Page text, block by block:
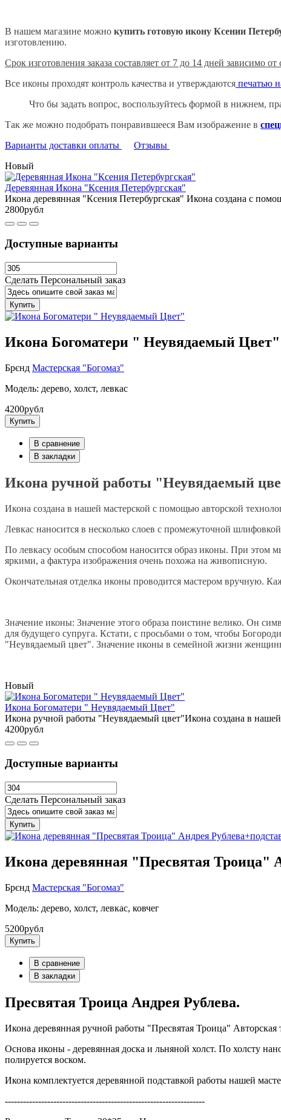
В нашем магазине можно купить готовую икону Ксении
изготовлению.
Срок изготовления заказа составляет от 7 до 14 дней зависимо
Все иконы проходят контроль качества и утверждаются печатью
Что бы задать вопрос, воспользуйтесь формой в нижнем,
Так же можно подобрать понравившееся Вам изображение в
Варианты доставки оплаты
Отзывы
Новый
Деревянная Икона "Ксения Петербургская"
Икона деревянная "Ксения Петербургская" Икона создана с
2800рубл
Доступные варианты
Сделать Персональный заказ
Купить
Икона Богоматери " Неувядаемый Цвет"
Брєнд Мастерская "Богомаз"
Модель: дерево, холст, левкас
4200рубл
Купить
В сравнение
В закладки
Икона ручной работы "Неувядаемый
Икона создана в нашей мастерской с помощью авторской
Левкас наносится в несколько слоев с промежуточной
По левкасу особым способом наносится образ иконы. При этом
яркими, а фактура изображения очень похожа на живописную.
Окончательная отделка иконы проводится мастером вручную.
Значение иконы: Значение этого образа поистине велико. Он
для будущего супруга. Кстати, с просьбами о том, чтобы
"Неувядаемый цвет". Значение иконы в семейной жизни
Новый
Икона Богоматери " Неувядаемый Цвет"
Икона ручной работы "Неувядаемый цвет"Икона создана в
4200рубл
Доступные варианты
Сделать Персональный заказ
Купить
Икона деревянная "Пресвятая Троица"
Брєнд Мастерская "Богомаз"
Модель: дерево, холст, левкас, ковчег
5200рубл
Купить
В сравнение
В закладки
Пресвятая Троица Андрея Рублева.
Икона деревянная ручной работы "Пресвятая Троица" Авторская
Основа иконы - деревянная доска и льняной холст. По холсту
полируется воском.
Икона комплектуется деревянной подставкой работы нашей
------------------------------------------------------------------